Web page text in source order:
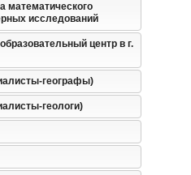
математического
исследований
центр в г.
географы)
геологи)